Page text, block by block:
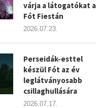
várja a látogatókat a
Fót Fiestán
2026.07.23.
Perseidák-esttel
készül Fót az év
leglátványosabb
csillaghullására
2026.07.17.